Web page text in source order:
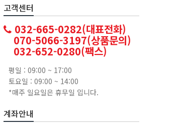
고객센터
032-665-0282(대표전화)
070-5066-3197(상품문의)
032-652-0280(팩스)
평일 : 09:00 ~ 17:00
토요일 : 09:00 ~ 14:00
*매주 일요일은 휴무일 입니다.
계좌안내